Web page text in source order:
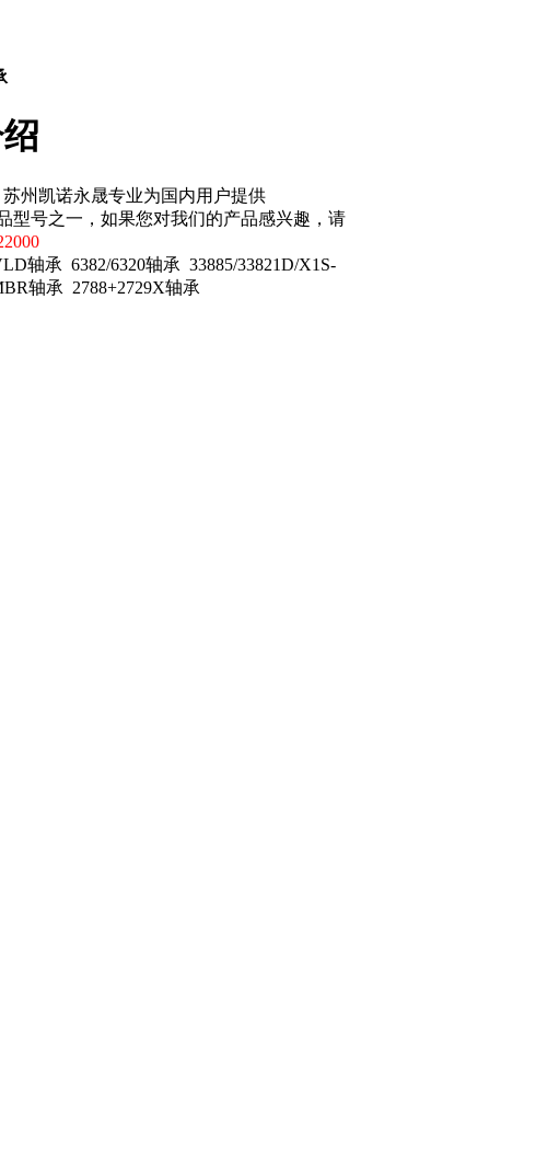
州凯诺永晟专业为国内用户提供
型号之一，如果您对我们的产品感兴趣，请
轴承 6382/6320轴承 33885/33821D/X1S-
轴承 2788+2729X轴承